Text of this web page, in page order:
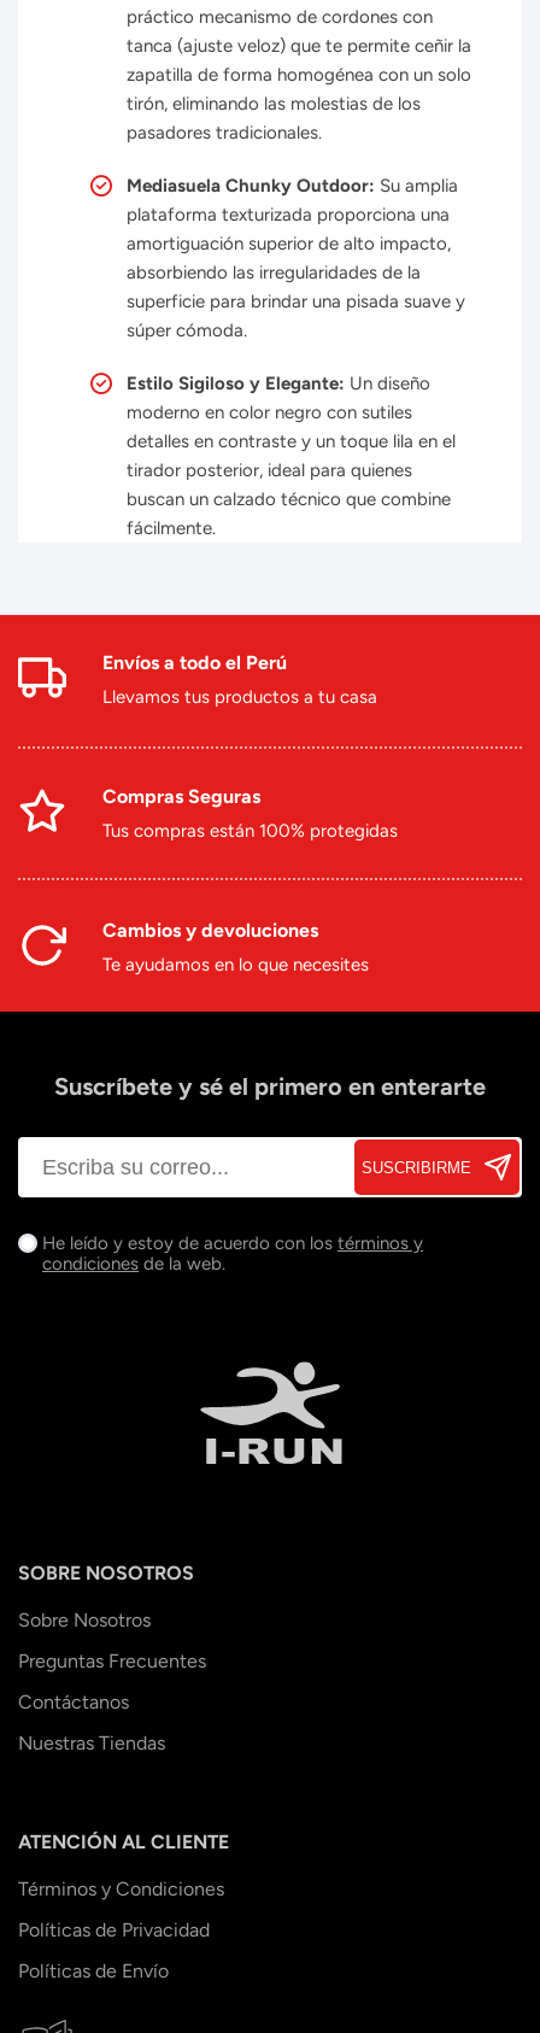
práctico mecanismo de cordones con
tanca (ajuste veloz) que te permite ceñir la
zapatilla de forma homogénea con un solo
tirón, eliminando las molestias de los
pasadores tradicionales.
Mediasuela Chunky Outdoor: Su amplia
plataforma texturizada proporciona una
amortiguación superior de alto impacto,
absorbiendo las irregularidades de la
superficie para brindar una pisada suave y
súper cómoda.
Estilo Sigiloso y Elegante: Un diseño
moderno en color negro con sutiles
detalles en contraste y un toque lila en el
tirador posterior, ideal para quienes
buscan un calzado técnico que combine
fácilmente.
Envíos a todo el Perú
Llevamos tus productos a tu casa
Compras Seguras
Tus compras están 100% protegidas
Cambios y devoluciones
Te ayudamos en lo que necesites
Suscríbete y sé el primero en enterarte
SUSCRIBIRME
He leído y estoy de acuerdo con los términos y
condiciones de la web.
SOBRE NOSOTROS
Sobre Nosotros
Preguntas Frecuentes
Contáctanos
Nuestras Tiendas
ATENCIÓN AL CLIENTE
Términos y Condiciones
Políticas de Privacidad
Políticas de Envío